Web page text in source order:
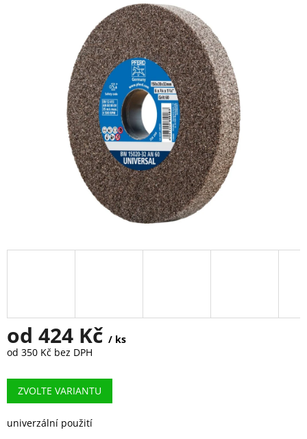
od 424 Kč / ks
od 350 Kč bez DPH
cena:
ZVOLTE VARIANTU
univerzální použití